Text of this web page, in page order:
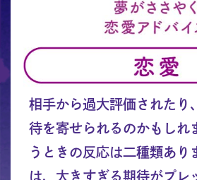
相手から過大評価されたり
待を寄せられるのかもしれ
うときの反応は二種類あり
は、大きすぎる期待がプレ